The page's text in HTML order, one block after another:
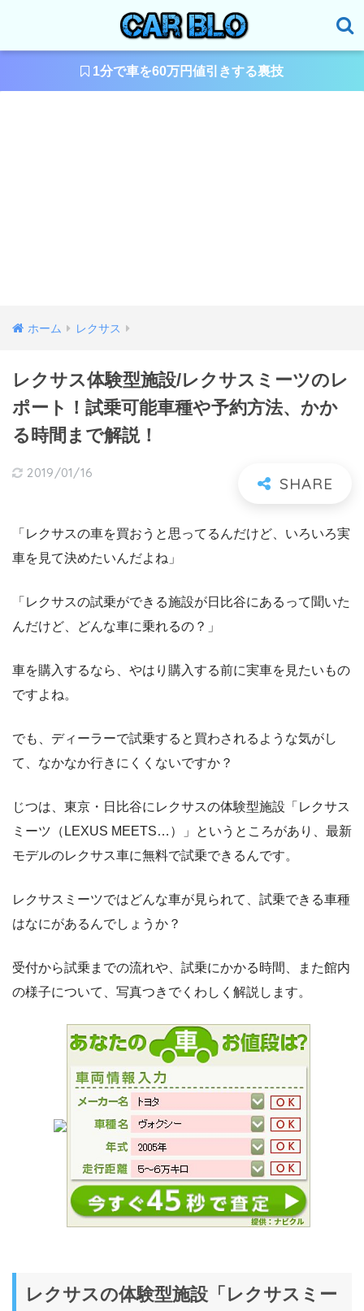
1分で車を60万円値引きする裏技
ホーム レクサス
レクサス体験型施設/レクサスミーツのレ
ポート！試乗可能車種や予約方法、かか
る時間まで解説！
2019/01/16
「レクサスの車を買おうと思ってるんだけど、いろいろ実
車を見て決めたいんだよね」
「レクサスの試乗ができる施設が日比谷にあるって聞いた
んだけど、どんな車に乗れるの？」
車を購入するなら、やはり購入する前に実車を見たいもの
ですよね。
でも、ディーラーで試乗すると買わされるような気がし
て、なかなか行きにくくないですか？
じつは、東京・日比谷にレクサスの体験型施設「レクサス
ミーツ（LEXUS MEETS…）」というところがあり、最新
モデルのレクサス車に無料で試乗できるんです。
レクサスミーツではどんな車が見られて、試乗できる車種
はなにがあるんでしょうか？
受付から試乗までの流れや、試乗にかかる時間、また館内
の様子について、写真つきでくわしく解説します。
レクサスの体験型施設「レクサスミー